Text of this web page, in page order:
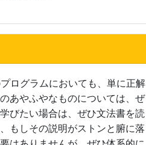
ログラムにおいても、単に正解
あやふやなものについては、ぜ
びたい場合は、ぜひ文法書を読
もしその説明がストンと腑に落